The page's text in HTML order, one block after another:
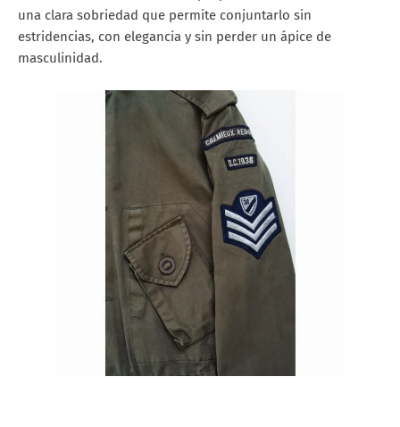
una clara sobriedad que permite conjuntarlo sin
estridencias, con elegancia y sin perder un ápice de
masculinidad.